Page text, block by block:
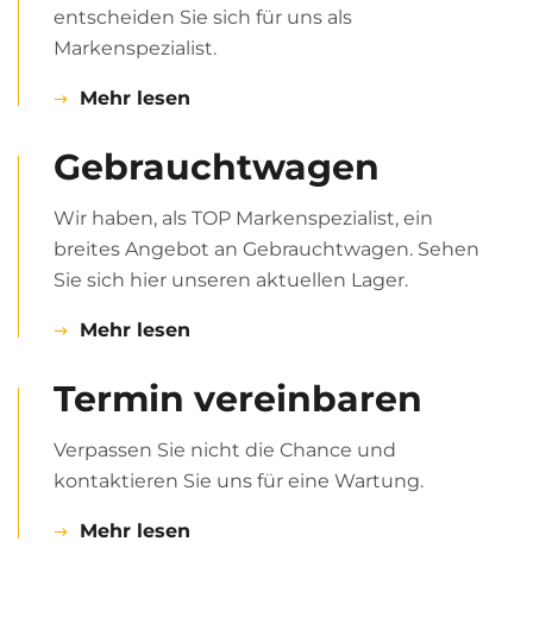
entscheiden Sie sich für uns als
Markenspezialist.
Mehr lesen
Gebrauchtwagen
Wir haben, als TOP Markenspezialist, ein
breites Angebot an Gebraucht­wagen. Sehen
Sie sich hier unseren aktuellen Lager.
Mehr lesen
Termin vereinbaren
Verpassen Sie nicht die Chance und
kontaktieren Sie uns für eine Wartung.
Mehr lesen